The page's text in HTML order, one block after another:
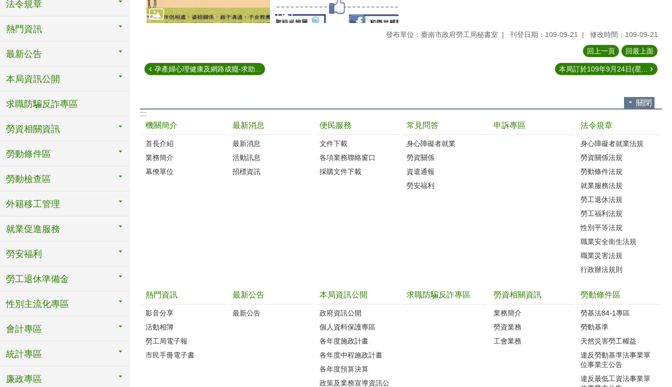
法令規章
熱門資訊
最新公告
本局資訊公開
求職防騙反詐專區
勞資相關資訊
勞動條件區
勞動檢查區
外籍移工管理
就業促進服務
勞安福利
勞工退休準備金
性別主流化專區
會計專區
統計專區
廉政專區
發布單位：臺南市政府勞工局秘書室 刊登日期：109-09-21 修改時間：109-09-21
回上一頁 回最上面
孕產婦心理健康及網路成癮-求助... 本局訂於109年9月24日(星...
關閉
:::
機關簡介
首長介紹
業務簡介
幕僚單位
最新消息
最新消息
活動訊息
招標資訊
便民服務
文件下載
各項業務聯絡窗口
採購文件下載
常見問答
身心障礙者就業
勞資關係
資遣通報
勞安福利
申訴專區 法令規章
身心障礙者就業法規
勞資關係法規
勞動條件法規
就業服務法規
勞工退休法規
勞工福利法規
性別平等法規
職業安全衛生法規
職業災害法規
行政辦法規則
熱門資訊
影音分享
活動相簿
勞工局電子報
市民手冊電子書
最新公告
最新公告
本局資訊公開
政府資訊公開
個人資料保護專區
各年度施政計畫
各年度中程施政計畫
各年度預算決算
政策及業務宣導資訊公
求職防騙反詐專區 勞資相關資訊
業務簡介
勞資業務
工會業務
勞動條件區
勞基法84-1專區
勞動基準
天然災害勞工權益
違反勞動基準法事業單
位事業主公告
違反最低工資法事業單